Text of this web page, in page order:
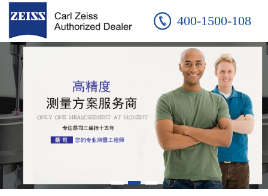
400-1500-108